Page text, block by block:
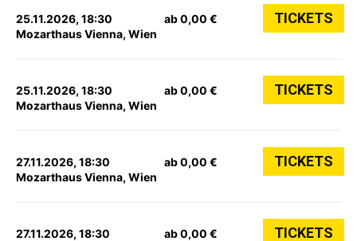
25.11.2026, 18:30
Mozarthaus Vienna, Wien
ab 0,00 € TICKETS
25.11.2026, 18:30
Mozarthaus Vienna, Wien
ab 0,00 € TICKETS
27.11.2026, 18:30
Mozarthaus Vienna, Wien
ab 0,00 € TICKETS
27.11.2026, 18:30 ab 0,00 € TICKETS